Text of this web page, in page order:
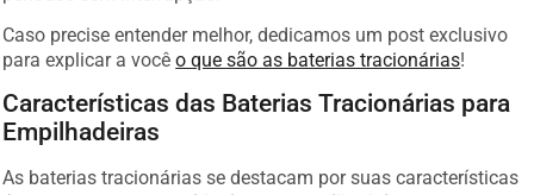
Caso precise entender melhor, dedicamos um post exclusivo
para explicar a vocêo que são as baterias tracionárias!
Características das Baterias Tracionárias para
Empilhadeiras
As baterias tracionárias se destacam por suas características